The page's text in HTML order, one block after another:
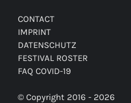
CONTACT
IMPRINT
DATENSCHUTZ
FESTIVAL ROSTER
FAQ COVID-19
© Copyright 2016 - 2026